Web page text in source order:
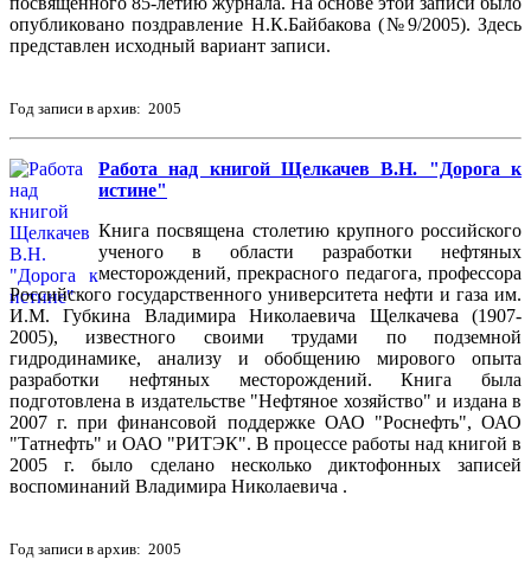
опубликовано поздравление Н.К.Байбакова (№9/2005). Здесь
представлен исходный вариант записи.
Год записи в архив: 2005
Работа над книгой Щелкачев В.Н. "Дорога к
истине"
Книга посвящена столетию крупного российского
ученого в области разработки нефтяных
месторождений, прекрасного педагога, профессора
Российского государственного университета нефти и газа им.
И.М. Губкина Владимира Николаевича Щелкачева (1907-
2005), известного своими трудами по подземной
гидродинамике, анализу и обобщению мирового опыта
разработки нефтяных месторождений. Книга была
подготовлена в издательстве "Нефтяное хозяйство" и издана в
2007 г. при финансовой поддержке ОАО "Роснефть", ОАО
"Татнефть" и ОАО "РИТЭК". В процессе работы над книгой в
2005 г. было сделано несколько диктофонных записей
воспоминаний Владимира Николаевича .
Год записи в архив: 2005